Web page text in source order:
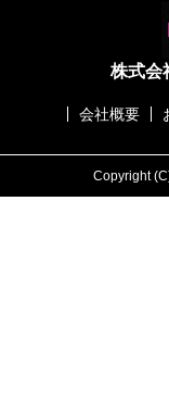
株式会
会社概要
Copyright